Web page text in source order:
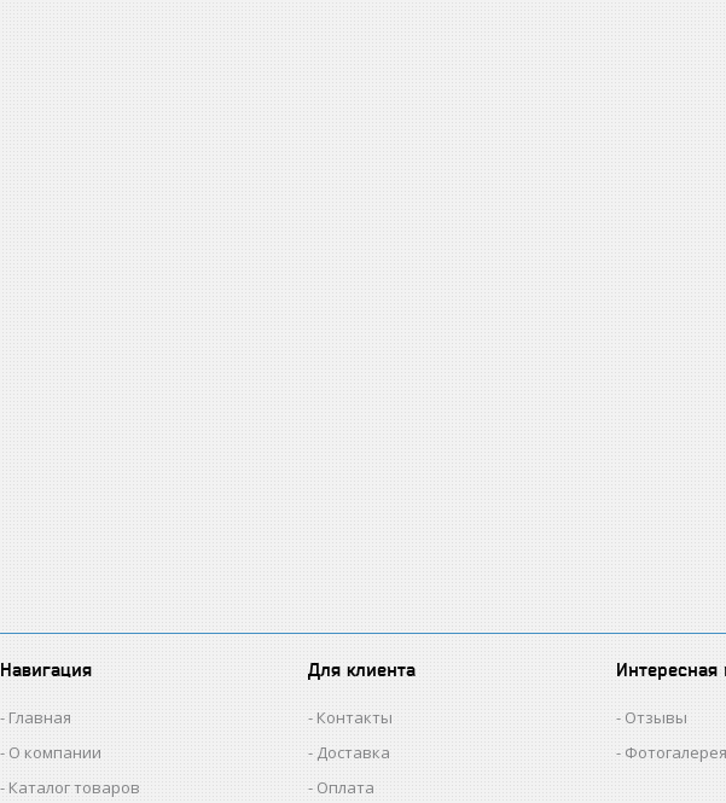
Навигация
Главная
О компании
Каталог товаров
Для клиента
Контакты
Доставка
Оплата
Отзывы
Фотогалерея